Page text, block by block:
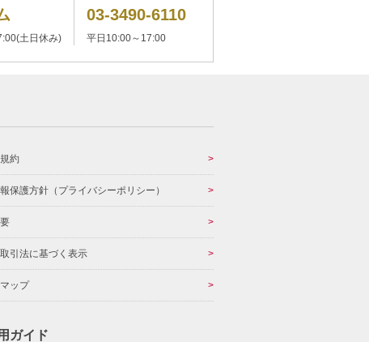
土日休み)
03-3490-6110
平日10:00～17:00
約
保護方針（プライバシーポリシー）
引法に基づく表示
ップ
ガイド